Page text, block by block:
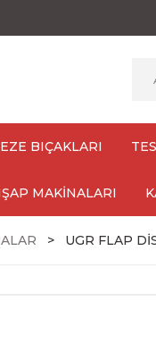
BIÇAKLARI
MAKİNALARI
UGR FLAP